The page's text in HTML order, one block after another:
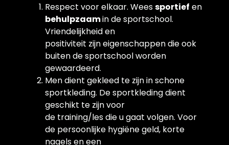
Respect voor elkaar. Weessportief en
behulpzaamin de sportschool.
Vriendelijkheid en
positiviteit zijn eigenschappen die ook
buiten de sportschool worden
gewaardeerd.
Men dient gekleed te zijn in schone
sportkleding. De sportkleding dient
geschikt te zijn voor
de training/les die u gaat volgen. Voor
de persoonlijke hygiëne geld, korte
nagels en een